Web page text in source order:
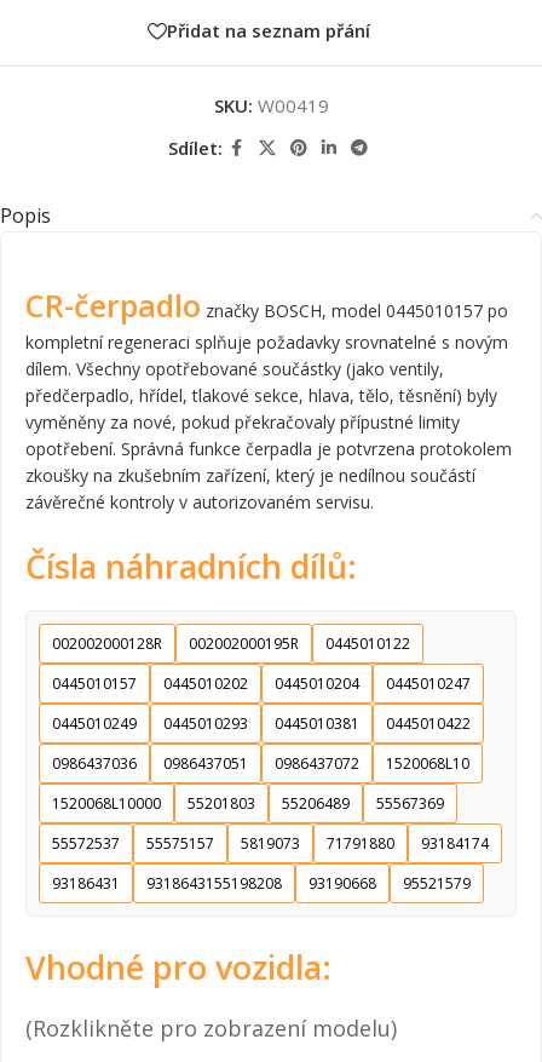
Přidat na seznam přání
SKU: W00419
Sdílet:
Popis
CR-čerpadlo značky BOSCH, model 0445010157 po
kompletní regeneraci splňuje požadavky srovnatelné s novým
dílem. Všechny opotřebované součástky (jako ventily,
předčerpadlo, hřídel, tlakové sekce, hlava, tělo, těsnění) byly
vyměněny za nové, pokud překračovaly přípustné limity
opotřebení. Správná funkce čerpadla je potvrzena protokolem
zkoušky na zkušebním zařízení, který je nedílnou součástí
závěrečné kontroly v autorizovaném servisu.
Čísla náhradních dílů:
002002000128R 002002000195R
0445010122
0445010157
0445010202 0445010204
0445010247
0445010249
0445010293 0445010381
0445010422
0986437036
0986437051 0986437072
1520068L10
1520068L10000
55201803 55206489
55567369
55572537
55575157 5819073 71791880
93184174
93186431
9318643155198208 93190668 95521579
Vhodné pro vozidla:
(Rozklikněte pro zobrazení modelu)